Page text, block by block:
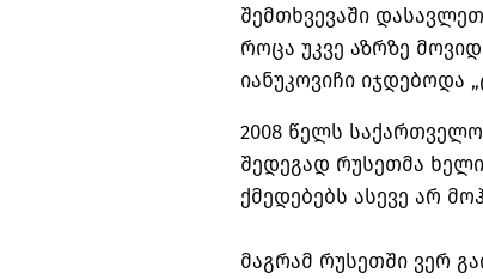
შემთხვევაში
როცა უკვე აზრზე
იანუკოვიჩი იჯდებოდა
2008 წელს
შედეგად რუსეთმა
ქმედებებს ასევე არ
მაგრამ რუსეთში ვერ